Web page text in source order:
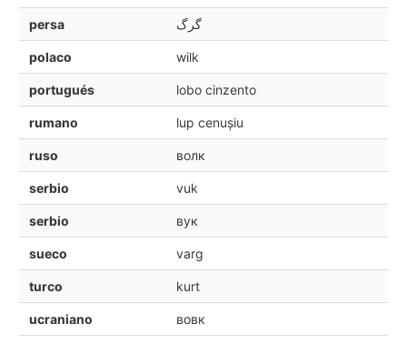
persa گرگ
polaco wilk
portugués lobo cinzento
rumano lup cenușiu
ruso волк
serbio vuk
serbio вук
sueco varg
turco kurt
ucraniano вовк